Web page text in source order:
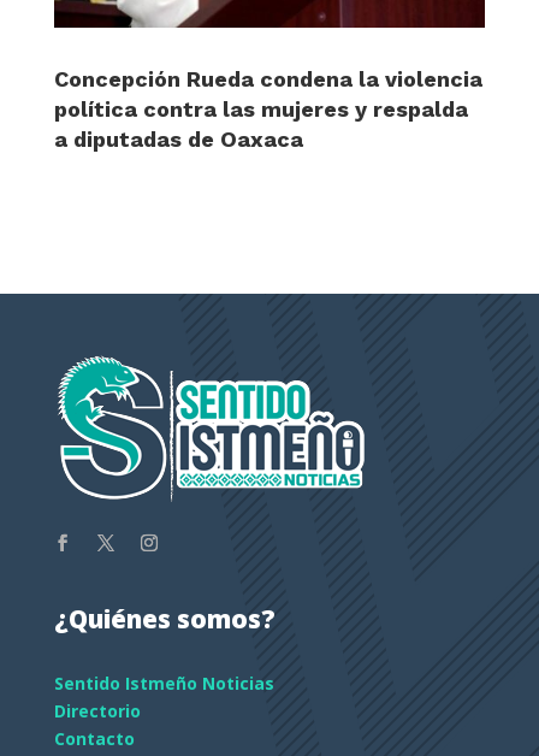
Concepción Rueda condena la violencia
política contra las mujeres y respalda
a diputadas de Oaxaca
¿Quiénes somos?
Sentido Istmeño Noticias
Directorio
Contacto